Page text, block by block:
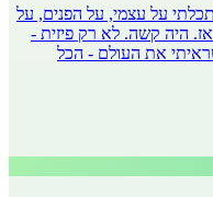
על עצמי, על הפנים, על
אז. היה קשה. לא רק פיזית -
את העולם - הכל